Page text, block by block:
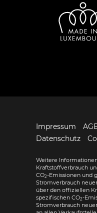
Impressum
Datenschutz
Weitere
Kraftstoffverbrauch
CO2-Emissionen und
Stromverbrauch
über den offiziellen
spezifischen CO2-
Stromverbrauch